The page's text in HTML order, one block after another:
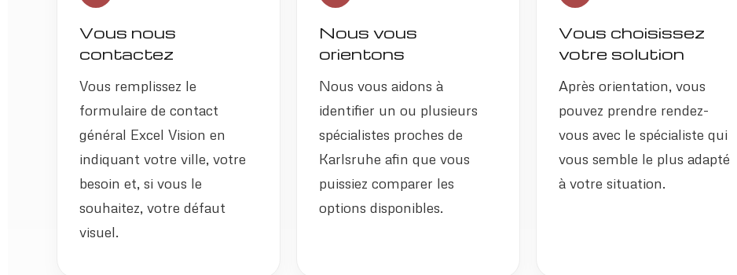
Vous nous
contactez
Vous remplissez le
formulaire de contact
général Excel Vision en
indiquant votre ville, votre
besoin et, si vous le
souhaitez, votre défaut
visuel.
Nous vous
orientons
Nous vous aidons à
identifier un ou plusieurs
spécialistes proches de
Karlsruhe afin que vous
puissiez comparer les
options disponibles.
Vous choisissez
votre solution
Après orientation, vous
pouvez prendre rendez-
vous avec le spécialiste qui
vous semble le plus adapté
à votre situation.